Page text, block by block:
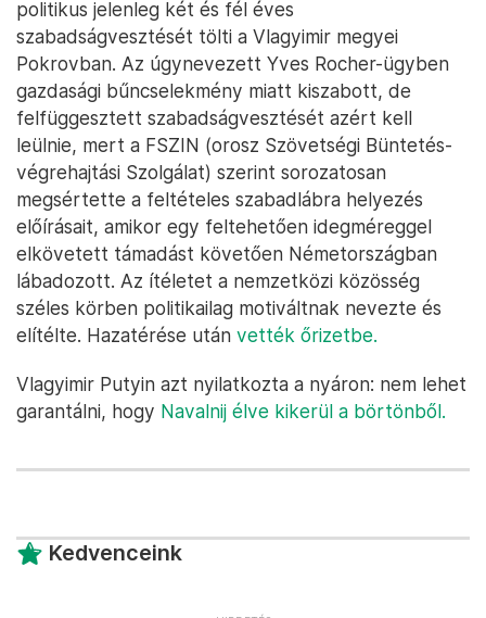
politikus jelenleg két és fél éves
szabadságvesztését tölti a Vlagyimir megyei
Pokrovban. Az úgynevezett Yves Rocher-ügyben
gazdasági bűncselekmény miatt kiszabott, de
felfüggesztett szabadságvesztését azért kell
leülnie, mert a FSZIN (orosz Szövetségi Büntetés-
végrehajtási Szolgálat) szerint sorozatosan
megsértette a feltételes szabadlábra helyezés
előírásait, amikor egy feltehetően idegméreggel
elkövetett támadást követően Németországban
lábadozott. Az ítéletet a nemzetközi közösség
széles körben politikailag motiváltnak nevezte és
elítélte. Hazatérése után vették őrizetbe.
Vlagyimir Putyin azt nyilatkozta a nyáron: nem lehet
garantálni, hogy Navalnij élve kikerül a börtönből.
Kedvenceink